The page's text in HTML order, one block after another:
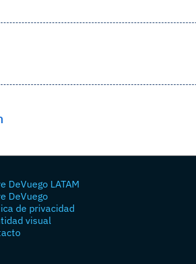
DeVuego LATAM
DeVuego
de privacidad
visual